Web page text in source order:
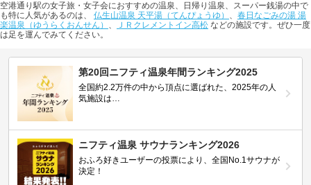
空港通り駅の女子旅・女子会におすすめの温泉、日帰り温泉、スーパー銭湯の中で
も特に人気があるのは、 仏生山温泉 天平湯（てんぴょうゆ） 、 春日なごみの湯 湯
楽温泉（ゆうらくおんせん） 、 ＪＲクレメントイン高松 などの施設です。ぜひ一度
は足を運んでみてください。
第20回ニフティ温泉年間ランキング2025
全国約2.2万件の中から頂点に選ばれた、2025年の人
気施設は…
ニフティ温泉 サウナランキング2026
おふろ好きユーザーの投票により、全国No.1サウナが
決定！